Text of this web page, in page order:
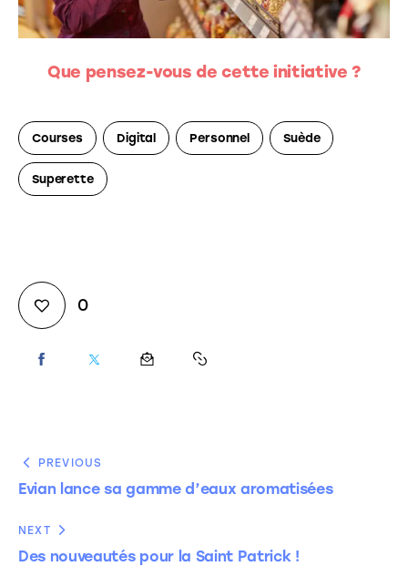
Que pensez-vous de cette initiative ?
Courses Digital Personnel Suède
Superette
0
PREVIOUS
Evian lance sa gamme d’eaux aromatisées
NEXT
Des nouveautés pour la Saint Patrick !